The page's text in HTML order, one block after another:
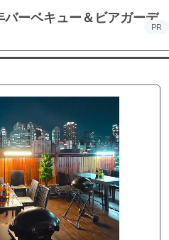
ーベキュー＆ビアガーデ
PR